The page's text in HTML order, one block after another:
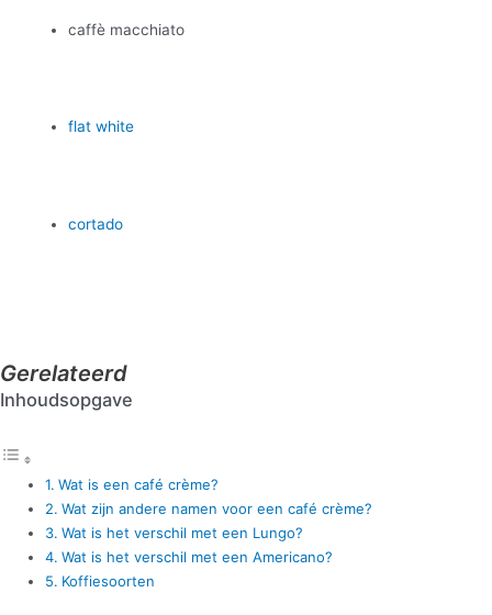
caffè macchiato
flat white
cortado
Gerelateerd
Inhoudsopgave
Wat is een café crème?
Wat zijn andere namen voor een café crème?
Wat is het verschil met een Lungo?
Wat is het verschil met een Americano?
Koffiesoorten